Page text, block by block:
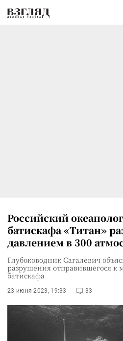
Российский
батискафа «Титан»
давлением в 300
Глубоководник Сагалевич
разрушения отправившегося к
батискафа
23 июня 2023, 19:33 33